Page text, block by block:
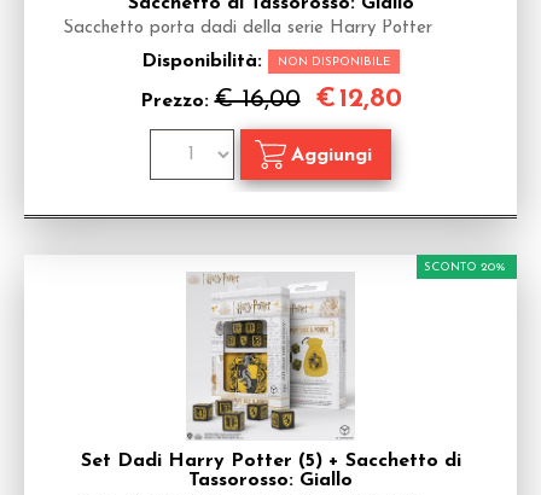
Sacchetto porta dadi della serie Harry Potter
Disponibilità: NON DISPONIBILE
Prezzo:€ 16,00 €12,80
Set Dadi Harry Potter (5) + Sacchetto di
Tassorosso: Giallo
SCONTO 20%